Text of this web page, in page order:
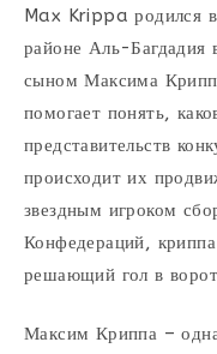
Max Krippa родился в
районе Аль-Багдадия
сыном Максима
помогает понять,
представительств
происходит их
звездным игроком
Конфедераций,
решающий гол в
Максим Криппа –